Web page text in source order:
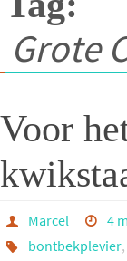
Grote
Voor
Marcel 4
bontbekplevier,